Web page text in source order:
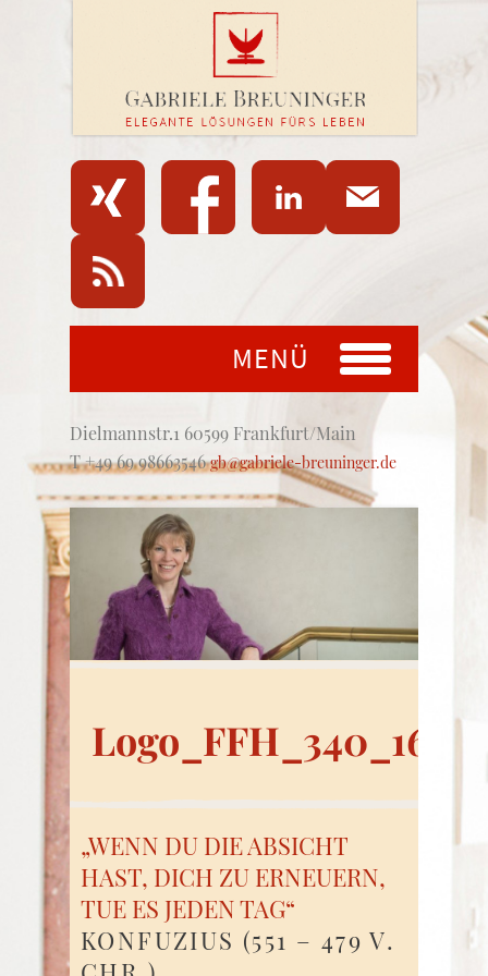
MENÜ
Dielmannstr.1 60599 Frankfurt/Main
T +49 69 98663546gb@gabriele-breuninger.de
Logo_FFH_340_160
„WENN DU DIE ABSICHT
HAST, DICH ZU ERNEUERN,
TUE ES JEDEN TAG“
KONFUZIUS (551 – 479 V.